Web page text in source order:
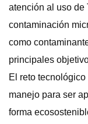
atención al uso de
contaminación
como
principales
El reto
manejo para ser
forma